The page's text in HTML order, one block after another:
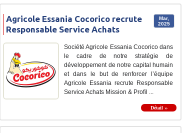
Mar,
2025
Agricole Essania Cocorico recrute
Responsable Service Achats
Société Agricole Essania Cocorico dans
le cadre de notre stratégie de
développement de notre capital humain
et dans le but de renforcer l’équipe
Agricole Essania recrute Responsable
Service Achats Mission & Profil ...
Détail ››